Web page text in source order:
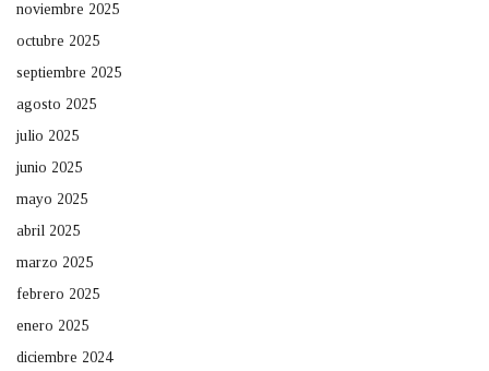
noviembre 2025
octubre 2025
septiembre 2025
agosto 2025
julio 2025
junio 2025
mayo 2025
abril 2025
marzo 2025
febrero 2025
enero 2025
diciembre 2024